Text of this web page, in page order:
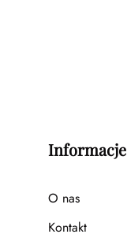
Informacje
O nas
Kontakt